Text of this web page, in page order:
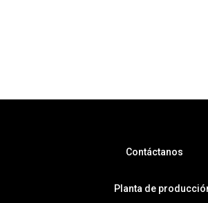
Contáctanos
Planta de